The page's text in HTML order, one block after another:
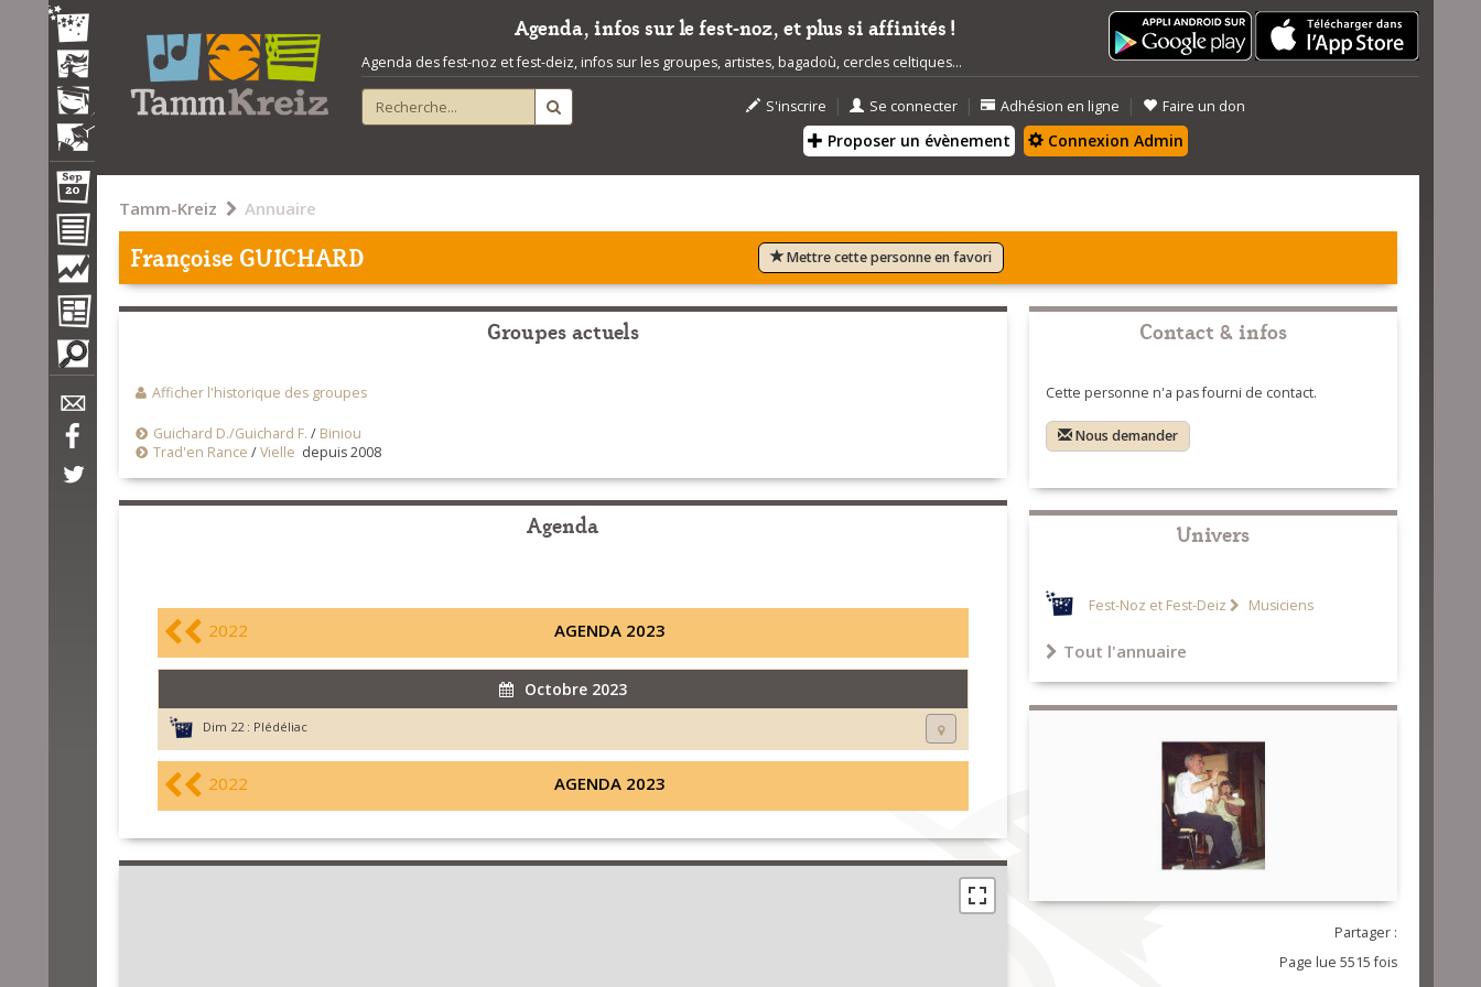
Agenda, infos sur le fest-noz, et plus si affinités !
Agenda des fest-noz et fest-deiz, infos sur les groupes, artistes, bagadoù, cercles celtiques...
S'inscrire | Se connecter | Adhésion en ligne | Faire un don
Proposer un évènement Connexion Admin
Tamm-Kreiz Annuaire
Françoise GUICHARD Mettre cette personne en favori
Groupes actuels
Afficher l'historique des groupes
Guichard D./Guichard F. / Biniou
Trad'en Rance /Vielle depuis 2008
Agenda
2022 AGENDA 2023
Octobre 2023
Dim 22 : Plédéliac
2022 AGENDA 2023
Contact & infos
Cette personne n'a pas fourni de contact.
Nous demander
Univers
Fest-Noz et Fest-Deiz Musiciens
Tout l'annuaire
Partager :
Page lue 5515 fois